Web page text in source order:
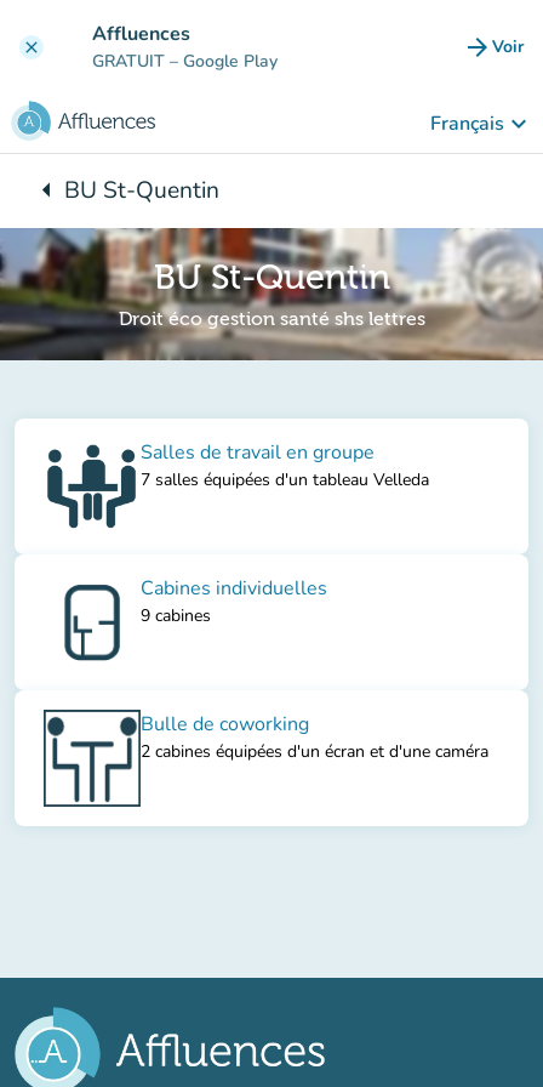
clear Affluences
GRATUIT – Google Play arrow_forward Voir
Français keyboard_arrow_down
arrow_leftRetour à :
BU St-Quentin
BU St-Quentin
Droit éco gestion santé shs lettres
Salles de travail en groupe
7 salles équipées d'un tableau Velleda
Cabines individuelles
9 cabines
Bulle de coworking
2 cabines équipées d'un écran et d'une caméra